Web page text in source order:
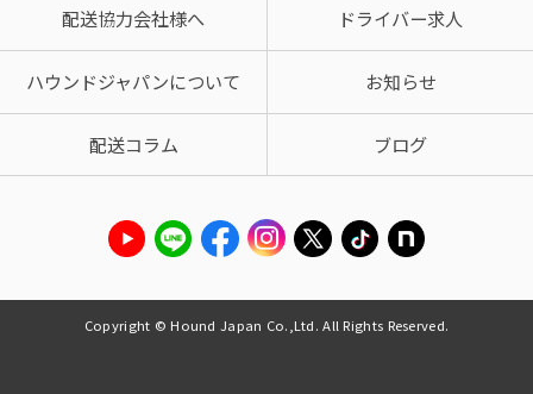
配送協力会社様へ ドライバー求人
ハウンドジャパンについて お知らせ
配送コラム ブログ
Copyright © Hound Japan Co.,Ltd. All Rights Reserved.